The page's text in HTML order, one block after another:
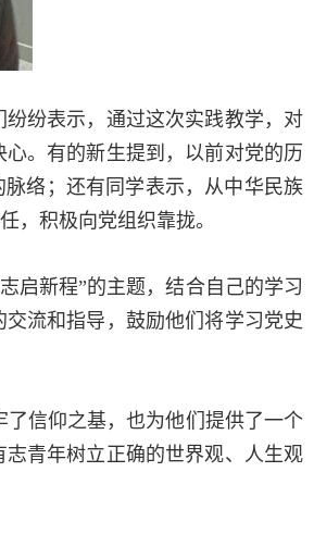
纷表示，通过这次实践教学，对
。有的新生提到，以前对党的历
络；还有同学表示，从中华民族
，积极向党组织靠拢。
启新程”的主题，结合自己的学习
流和指导，鼓励他们将学习党史
信仰之基，也为他们提供了一个
青年树立正确的世界观、人生观